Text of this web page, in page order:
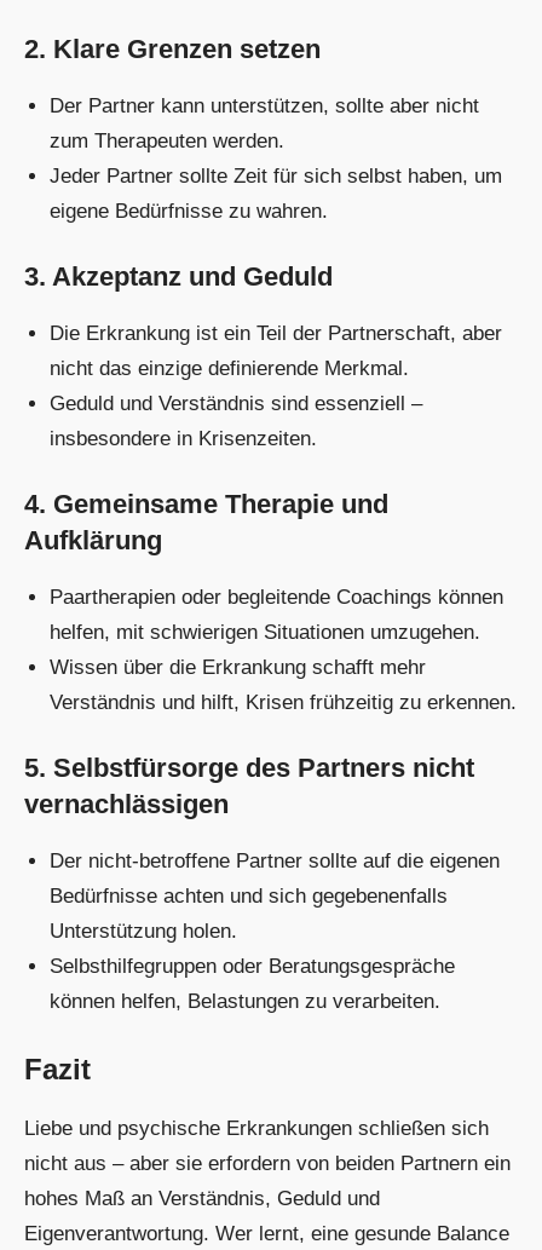
2. Klare Grenzen setzen
Der Partner kann unterstützen, sollte aber nicht
zum Therapeuten werden.
Jeder Partner sollte Zeit für sich selbst haben, um
eigene Bedürfnisse zu wahren.
3. Akzeptanz und Geduld
Die Erkrankung ist ein Teil der Partnerschaft, aber
nicht das einzige definierende Merkmal.
Geduld und Verständnis sind essenziell –
insbesondere in Krisenzeiten.
4. Gemeinsame Therapie und
Aufklärung
Paartherapien oder begleitende Coachings können
helfen, mit schwierigen Situationen umzugehen.
Wissen über die Erkrankung schafft mehr
Verständnis und hilft, Krisen frühzeitig zu erkennen.
5. Selbstfürsorge des Partners nicht
vernachlässigen
Der nicht-betroffene Partner sollte auf die eigenen
Bedürfnisse achten und sich gegebenenfalls
Unterstützung holen.
Selbsthilfegruppen oder Beratungsgespräche
können helfen, Belastungen zu verarbeiten.
Fazit
Liebe und psychische Erkrankungen schließen sich
nicht aus – aber sie erfordern von beiden Partnern ein
hohes Maß an Verständnis, Geduld und
Eigenverantwortung. Wer lernt, eine gesunde Balance